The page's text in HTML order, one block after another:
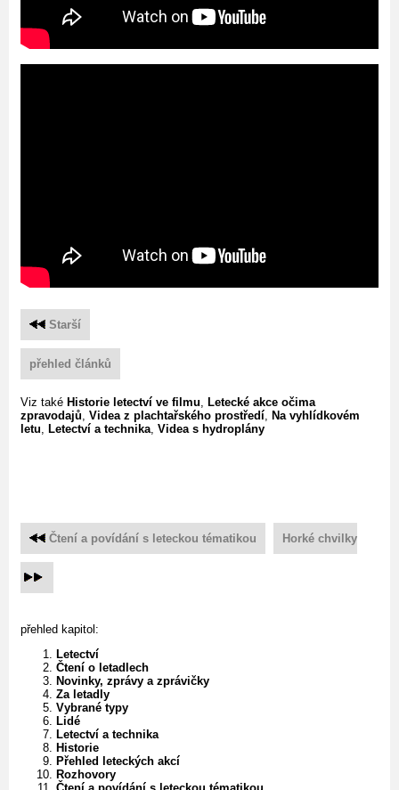
Starší
přehled článků
Viz také Historie letectví ve filmu
Letecké akce očima
zpravodajů Videa z plachtařského prostředí
Na vyhlídkovém
letu
Letectví a technika Videa s hydroplány
Čtení a povídání s leteckou tématikou Horké chvilky
přehled kapitol:
Letectví
Čtení o letadlech
Novinky, zprávy a zprávičky
Za letadly
Vybrané typy
Lidé
Letectví a technika
Historie
Přehled leteckých akcí
Rozhovory